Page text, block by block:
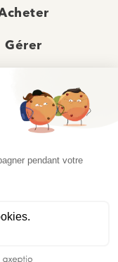
Gérer
clients
réservés –